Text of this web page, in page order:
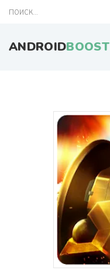
ANDROIDBOOST